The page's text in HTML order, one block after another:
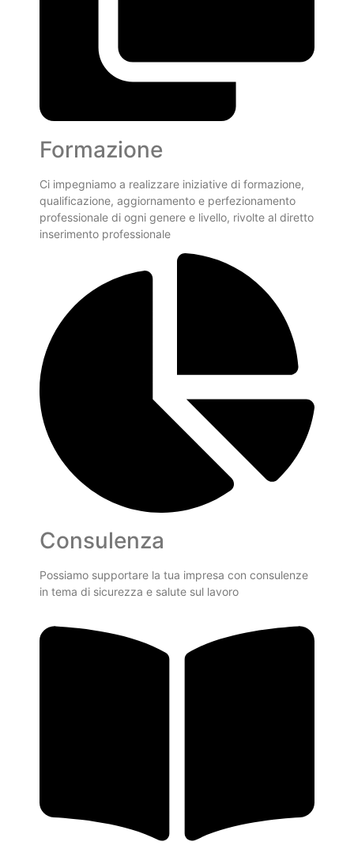
Formazione
Ci impegniamo a realizzare iniziative di formazione,
qualificazione, aggiornamento e perfezionamento
professionale di ogni genere e livello, rivolte al diretto
inserimento professionale
Consulenza
Possiamo supportare la tua impresa con consulenze
in tema di sicurezza e salute sul lavoro